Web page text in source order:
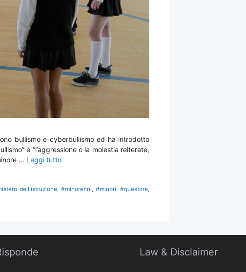
bullismo e cyberbullismo ed ha introdotto
è “l’aggressione o la molestia reiterate,
… Leggi tutto
dell'istruzione,#minorenni,#minori,#questore,
Law & Disclaimer